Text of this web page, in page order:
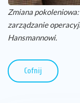
Zmiana
zarządzanie
Hansmannowi.
Cofnij